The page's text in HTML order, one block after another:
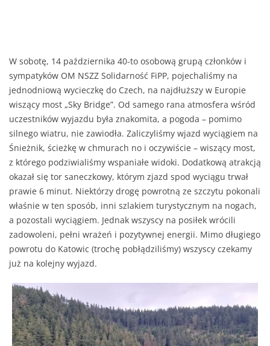
W sobotę, 14 października 40-to osobową grupą członków i
sympatyków OM NSZZ Solidarność FiPP, pojechaliśmy na
jednodniową wycieczkę do Czech, na najdłuższy w Europie
wiszący most „Sky Bridge”. Od samego rana atmosfera wśród
uczestników wyjazdu była znakomita, a pogoda – pomimo
silnego wiatru, nie zawiodła. Zaliczyliśmy wjazd wyciągiem na
Śnieżnik, ścieżkę w chmurach no i oczywiście – wiszący most,
z którego podziwialiśmy wspaniałe widoki. Dodatkową atrakcją
okazał się tor saneczkowy, którym zjazd spod wyciągu trwał
prawie 6 minut. Niektórzy drogę powrotną ze szczytu pokonali
właśnie w ten sposób, inni szlakiem turystycznym na nogach,
a pozostali wyciągiem. Jednak wszyscy na posiłek wrócili
zadowoleni, pełni wrażeń i pozytywnej energii. Mimo długiego
powrotu do Katowic (trochę pobłądziliśmy) wszyscy czekamy
już na kolejny wyjazd.